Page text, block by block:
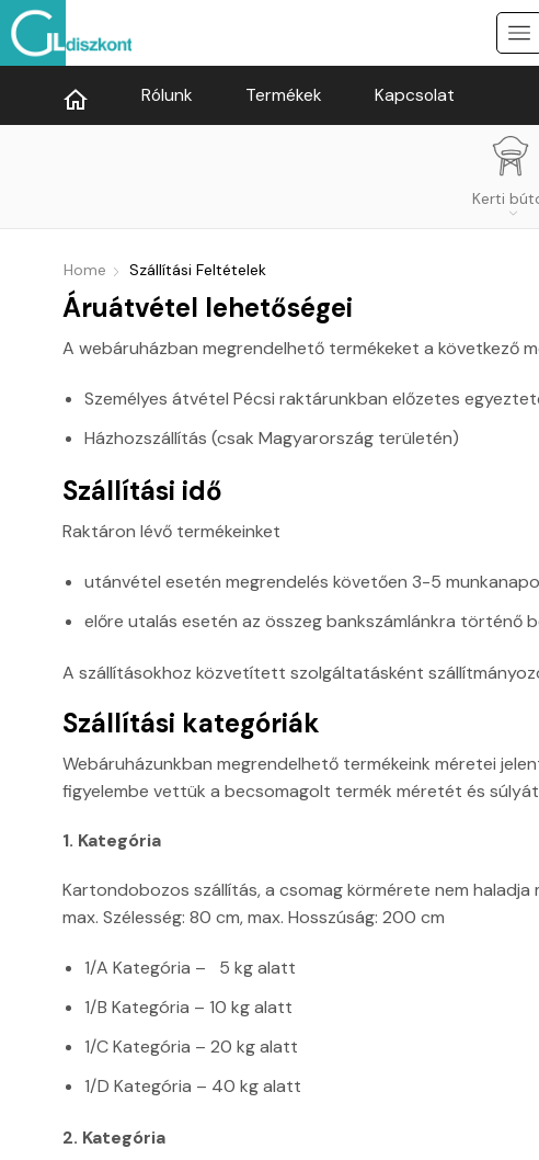
Rólunk Termékek Kapcsolat
Kerti
Home Szállítási Feltételek
Áruátvétel lehetőségei
A webáruházban megrendelhető termékeket a következő
Személyes átvétel Pécsi raktárunkban előzetes
Házhozszállítás (csak Magyarország területén)
Szállítási idő
Raktáron lévő termékeinket
utánvétel esetén megrendelés követően 3-5
előre utalás esetén az összeg bankszámlánkra történő
A szállításokhoz közvetített szolgáltatásként
Szállítási kategóriák
Webáruházunkban megrendelhető termékeink méretei
figyelembe vettük a becsomagolt termék méretét és
1. Kategória
Kartondobozos szállítás, a csomag körmérete nem haladja
max. Szélesség: 80 cm, max. Hosszúság: 200 cm
1/A Kategória – 5 kg alatt
1/B Kategória – 10 kg alatt
1/C Kategória – 20 kg alatt
1/D Kategória – 40 kg alatt
2. Kategória